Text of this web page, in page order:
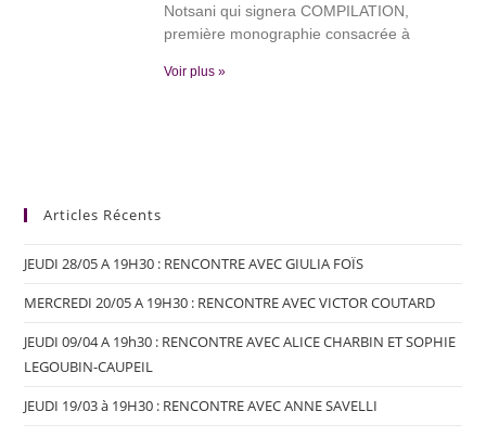
Notsani qui signera COMPILATION,
première monographie consacrée à
Voir plus »
Articles Récents
JEUDI 28/05 A 19H30 : RENCONTRE AVEC GIULIA FOÏS
MERCREDI 20/05 A 19H30 : RENCONTRE AVEC VICTOR COUTARD
JEUDI 09/04 A 19h30 : RENCONTRE AVEC ALICE CHARBIN ET SOPHIE
LEGOUBIN-CAUPEIL
JEUDI 19/03 à 19H30 : RENCONTRE AVEC ANNE SAVELLI